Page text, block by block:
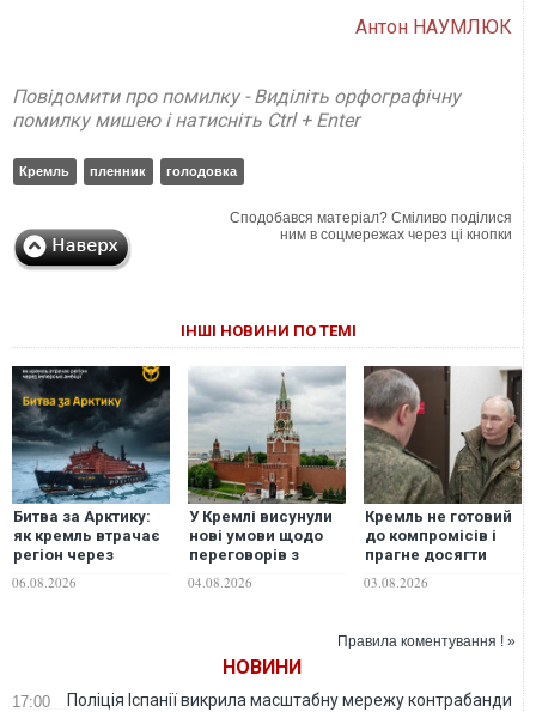
Антон НАУМЛЮК
Повідомити про помилку - Виділіть орфографічну
помилку мишею і натисніть Ctrl + Enter
Кремль пленник голодовка
Сподобався матеріал? Сміливо поділися
ним в соцмережах через ці кнопки
ІНШІ НОВИНИ ПО ТЕМІ
Битва за Арктику:
як кремль втрачає
регіон через
ГУР
06.08.2026
У Кремлі висунули
нові умови щодо
переговорів з
04.08.2026
Кремль не готовий
до компромісів і
прагне досягти
- Foreign Affairs
03.08.2026
Правила коментування ! »
НОВИНИ
17:00
Поліція Іспанії викрила масштабну мережу контрабанди